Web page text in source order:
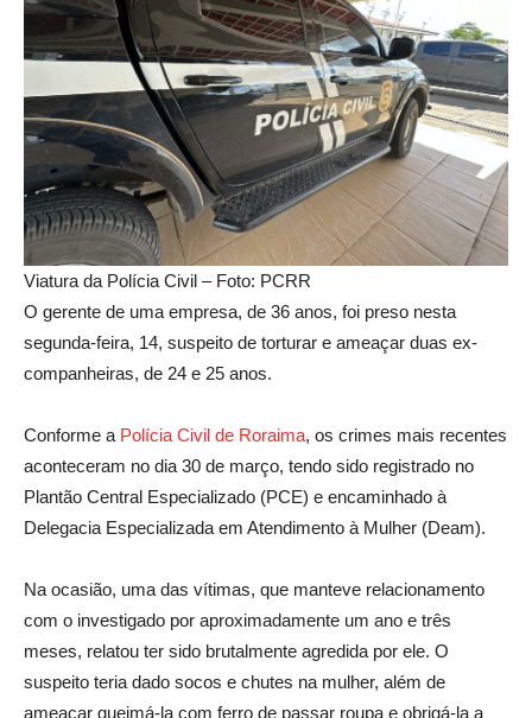
Viatura da Polícia Civil – Foto: PCRR
O gerente de uma empresa, de 36 anos, foi preso nesta
segunda-feira, 14, suspeito de torturar e ameaçar duas ex-
companheiras, de 24 e 25 anos.
Conforme a Polícia Civil de Roraima, os crimes mais recentes
aconteceram no dia 30 de março, tendo sido registrado no
Plantão Central Especializado (PCE) e encaminhado à
Delegacia Especializada em Atendimento à Mulher (Deam).
Na ocasião, uma das vítimas, que manteve relacionamento
com o investigado por aproximadamente um ano e três
meses, relatou ter sido brutalmente agredida por ele. O
suspeito teria dado socos e chutes na mulher, além de
ameaçar queimá-la com ferro de passar roupa e obrigá-la a